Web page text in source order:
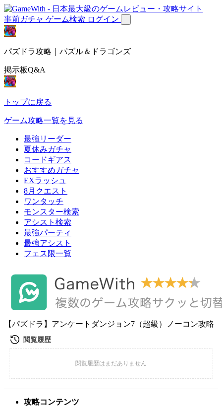
事前ガチャ ゲーム検索 ログイン
パズドラ攻略｜パズル＆ドラゴンズ
掲示板Q&A
トップに戻る
ゲーム攻略一覧を見る
最強リーダー
夏休みガチャ
コードギアス
おすすめガチャ
EXラッシュ
8月クエスト
ワンタッチ
モンスター検索
アシスト検索
最強パーティ
最強アシスト
フェス限一覧
【パズドラ】アンケートダンジョン7（超級）ノーコン攻略
攻略コンテンツ